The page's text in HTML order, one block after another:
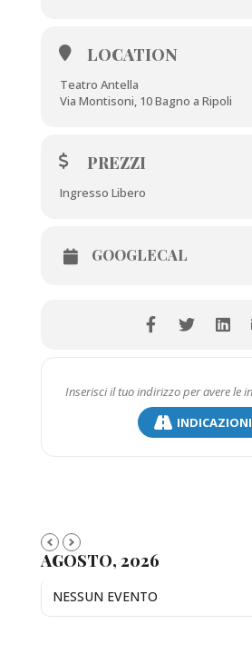
LOCATION
Teatro Antella
Via Montisoni, 10 Bagno a Ripoli
PREZZI
Ingresso Libero
GOOGLECAL
INDICAZIONI
AGOSTO, 2026
NESSUN EVENTO